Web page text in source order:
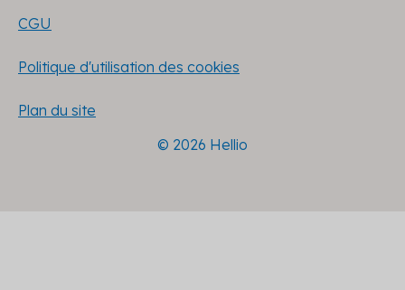
CGU
Politique d'utilisation des cookies
Plan du site
© 2026 Hellio